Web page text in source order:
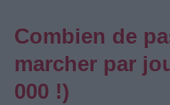
Combien de
marcher par
000 !)